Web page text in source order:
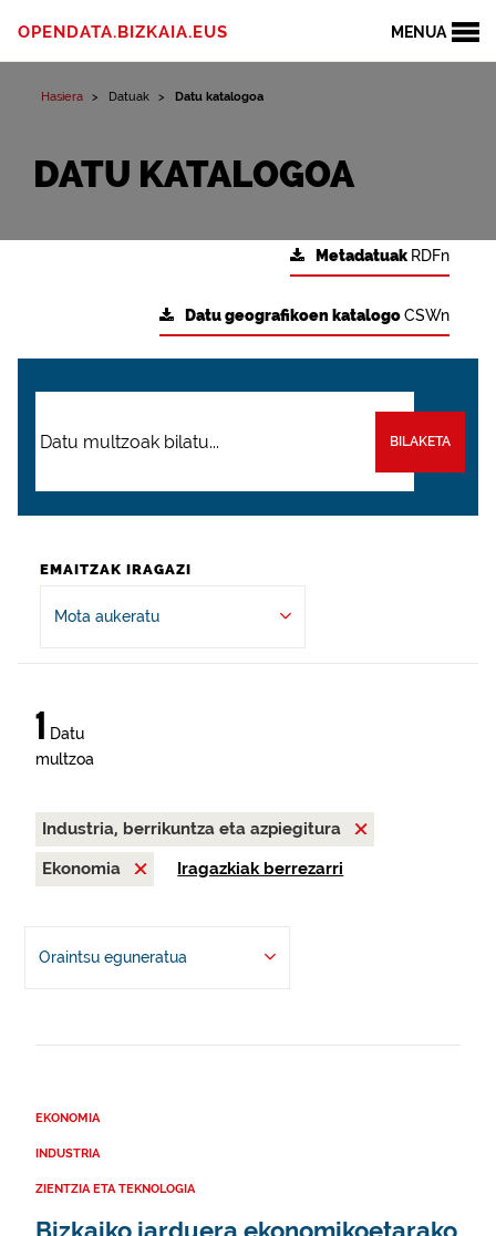
MENUA
OPENDATA.BIZKAIA.EUS
Hasiera Datuak Datu katalogoa
DATU KATALOGOA
Metadatuak RDFn
Datu geografikoen katalogoCSWn
BILAKETA
EMAITZAK IRAGAZI
Mota aukeratu
1 Datu
multzoa
Industria, berrikuntza eta azpiegitura
Ekonomia
Iragazkiak berrezarri
Oraintsu eguneratua
EKONOMIA
INDUSTRIA
ZIENTZIA ETA TEKNOLOGIA